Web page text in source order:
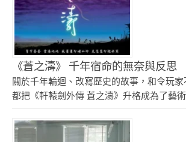
《蒼之濤》 千年宿命的無奈與反思
關於千年輪迴、改寫歷史的故事，和令玩家
都把《軒轅劍外傳 蒼之濤》升格成為了藝術